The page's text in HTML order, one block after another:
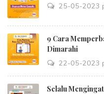
25-05-2023
9 Cara
Dimarahi
22-05-2023
Selalu